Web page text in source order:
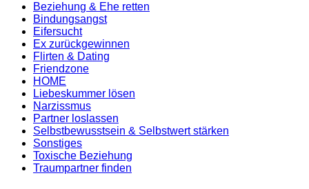
Beziehung & Ehe retten
Bindungsangst
Eifersucht
Ex zurückgewinnen
Flirten & Dating
Friendzone
HOME
Liebeskummer lösen
Narzissmus
Partner loslassen
Selbstbewusstsein & Selbstwert stärken
Sonstiges
Toxische Beziehung
Traumpartner finden